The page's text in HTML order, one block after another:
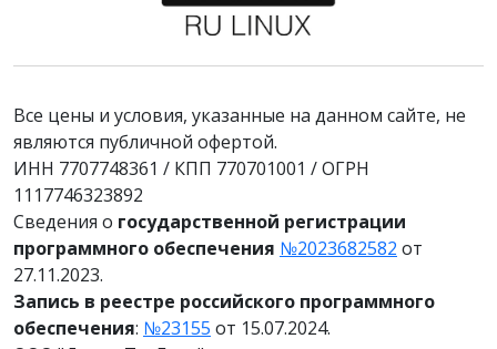
Все цены и условия, указанные на данном сайте, не
являются публичной офертой.
ИНН 7707748361 / КПП 770701001 / ОГРН
1117746323892
Сведения о государственной регистрации
программного обеспечения №2023682582 от
27.11.2023.
Запись в реестре российского программного
обеспечения: №23155 от 15.07.2024.